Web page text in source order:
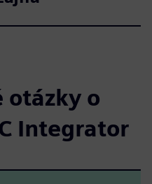
otázky o
Integrator